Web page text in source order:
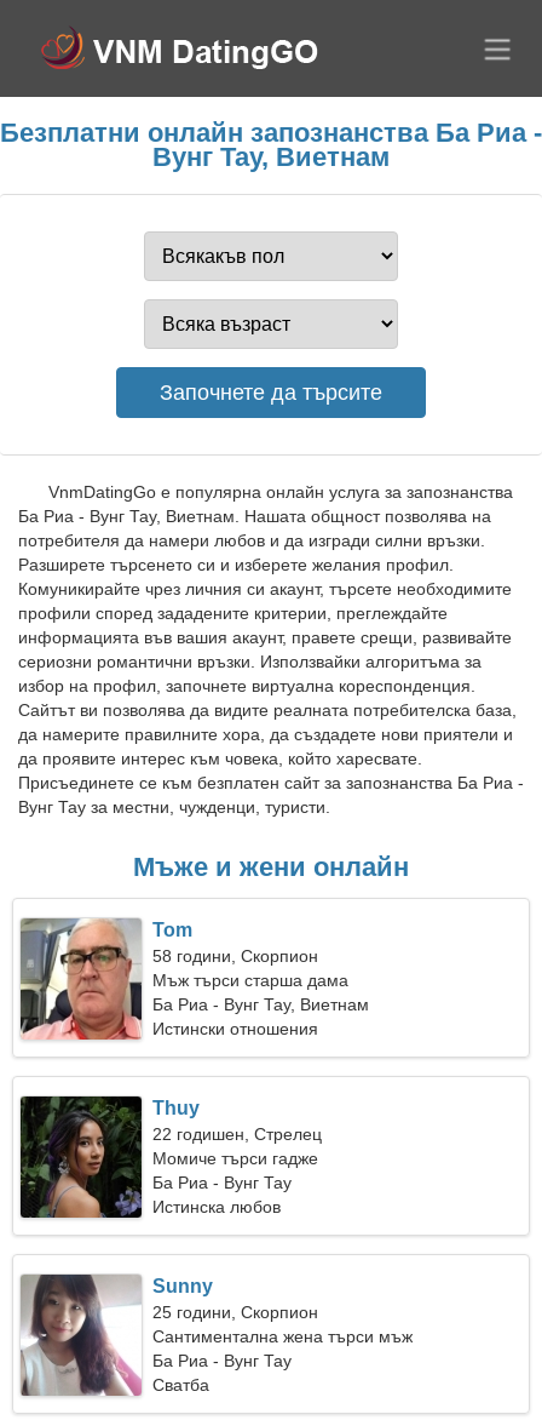
Безплатни онлайн запознанства Ба Риа -
Вунг Тау, Виетнам
VnmDatingGo е популярна онлайн услуга за запознанства
Ба Риа - Вунг Тау, Виетнам. Нашата общност позволява на
потребителя да намери любов и да изгради силни връзки.
Разширете търсенето си и изберете желания профил.
Комуникирайте чрез личния си акаунт, търсете необходимите
профили според зададените критерии, преглеждайте
информацията във вашия акаунт, правете срещи, развивайте
сериозни романтични връзки. Използвайки алгоритъма за
избор на профил, започнете виртуална кореспонденция.
Сайтът ви позволява да видите реалната потребителска база,
да намерите правилните хора, да създадете нови приятели и
да проявите интерес към човека, който харесвате.
Присъединете се към безплатен сайт за запознанства Ба Риа -
Вунг Тау за местни, чужденци, туристи.
Мъже и жени онлайн
Tom
58 години, Скорпион
Мъж търси старша дама
Ба Риа - Вунг Тау, Виетнам
Истински отношения
Thuy
22 годишен, Стрелец
Момиче търси гадже
Ба Риа - Вунг Тау
Истинска любов
Sunny
25 години, Скорпион
Сантиментална жена търси мъж
Ба Риа - Вунг Тау
Сватба